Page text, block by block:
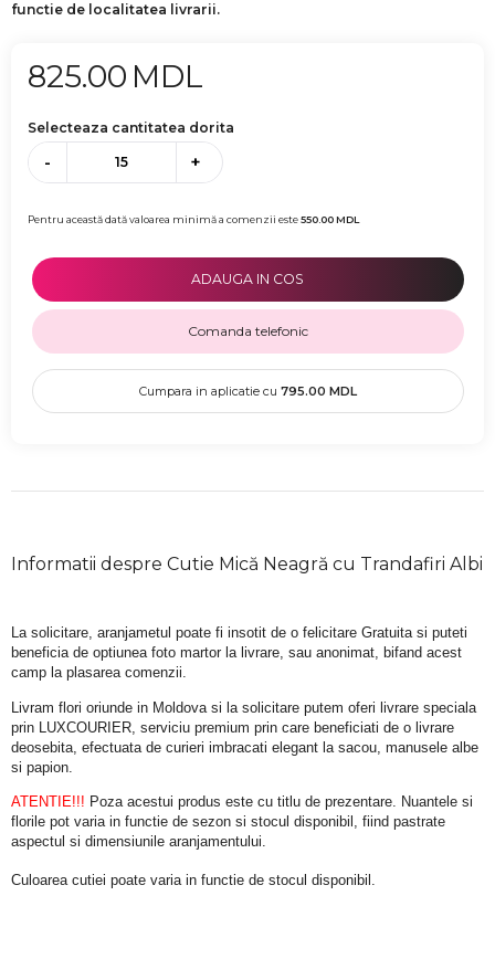
functie de localitatea livrarii.
825.00 MDL
Selecteaza cantitatea dorita
- +
Pentru această dată valoarea minimă a comenzii este550.00MDL
ADAUGA IN COS
Comanda telefonic
Cumpara in aplicatie cu 795.00 MDL
Informatii despre Cutie Mică Neagră cu Trandafiri Albi
La solicitare, aranjametul poate fi insotit de o felicitare Gratuita si puteti
beneficia de optiunea foto martor la livrare, sau anonimat, bifand acest
camp la plasarea comenzii.
Livram flori oriunde in Moldova si la solicitare putem oferi livrare speciala
prin LUXCOURIER, serviciu premium prin care beneficiati de o livrare
deosebita, efectuata de curieri imbracati elegant la sacou, manusele albe
si papion.
ATENTIE!!! Poza acestui produs este cu titlu de prezentare. Nuantele si
florile pot varia in functie de sezon si stocul disponibil, fiind pastrate
aspectul si dimensiunile aranjamentului.
Culoarea cutiei poate varia in functie de stocul disponibil.